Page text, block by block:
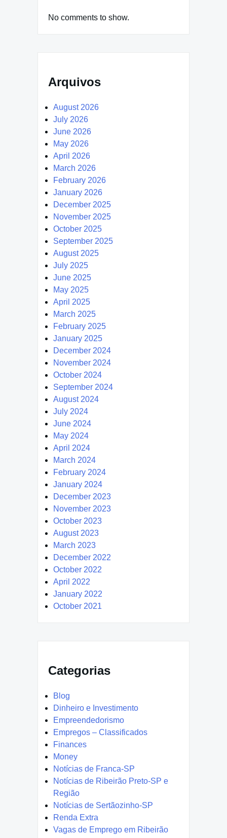
No comments to show.
Arquivos
August 2026
July 2026
June 2026
May 2026
April 2026
March 2026
February 2026
January 2026
December 2025
November 2025
October 2025
September 2025
August 2025
July 2025
June 2025
May 2025
April 2025
March 2025
February 2025
January 2025
December 2024
November 2024
October 2024
September 2024
August 2024
July 2024
June 2024
May 2024
April 2024
March 2024
February 2024
January 2024
December 2023
November 2023
October 2023
August 2023
March 2023
December 2022
October 2022
April 2022
January 2022
October 2021
Categorias
Blog
Dinheiro e Investimento
Empreendedorismo
Empregos – Classificados
Finances
Money
Notícias de Franca-SP
Notícias de Ribeirão Preto-SP e
Região
Notícias de Sertãozinho-SP
Renda Extra
Vagas de Emprego em Ribeirão